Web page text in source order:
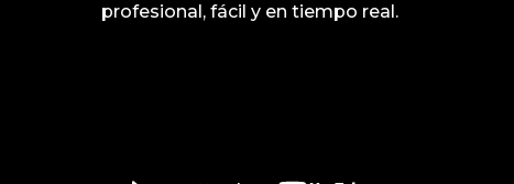
profesional, fácil y en tiempo real.